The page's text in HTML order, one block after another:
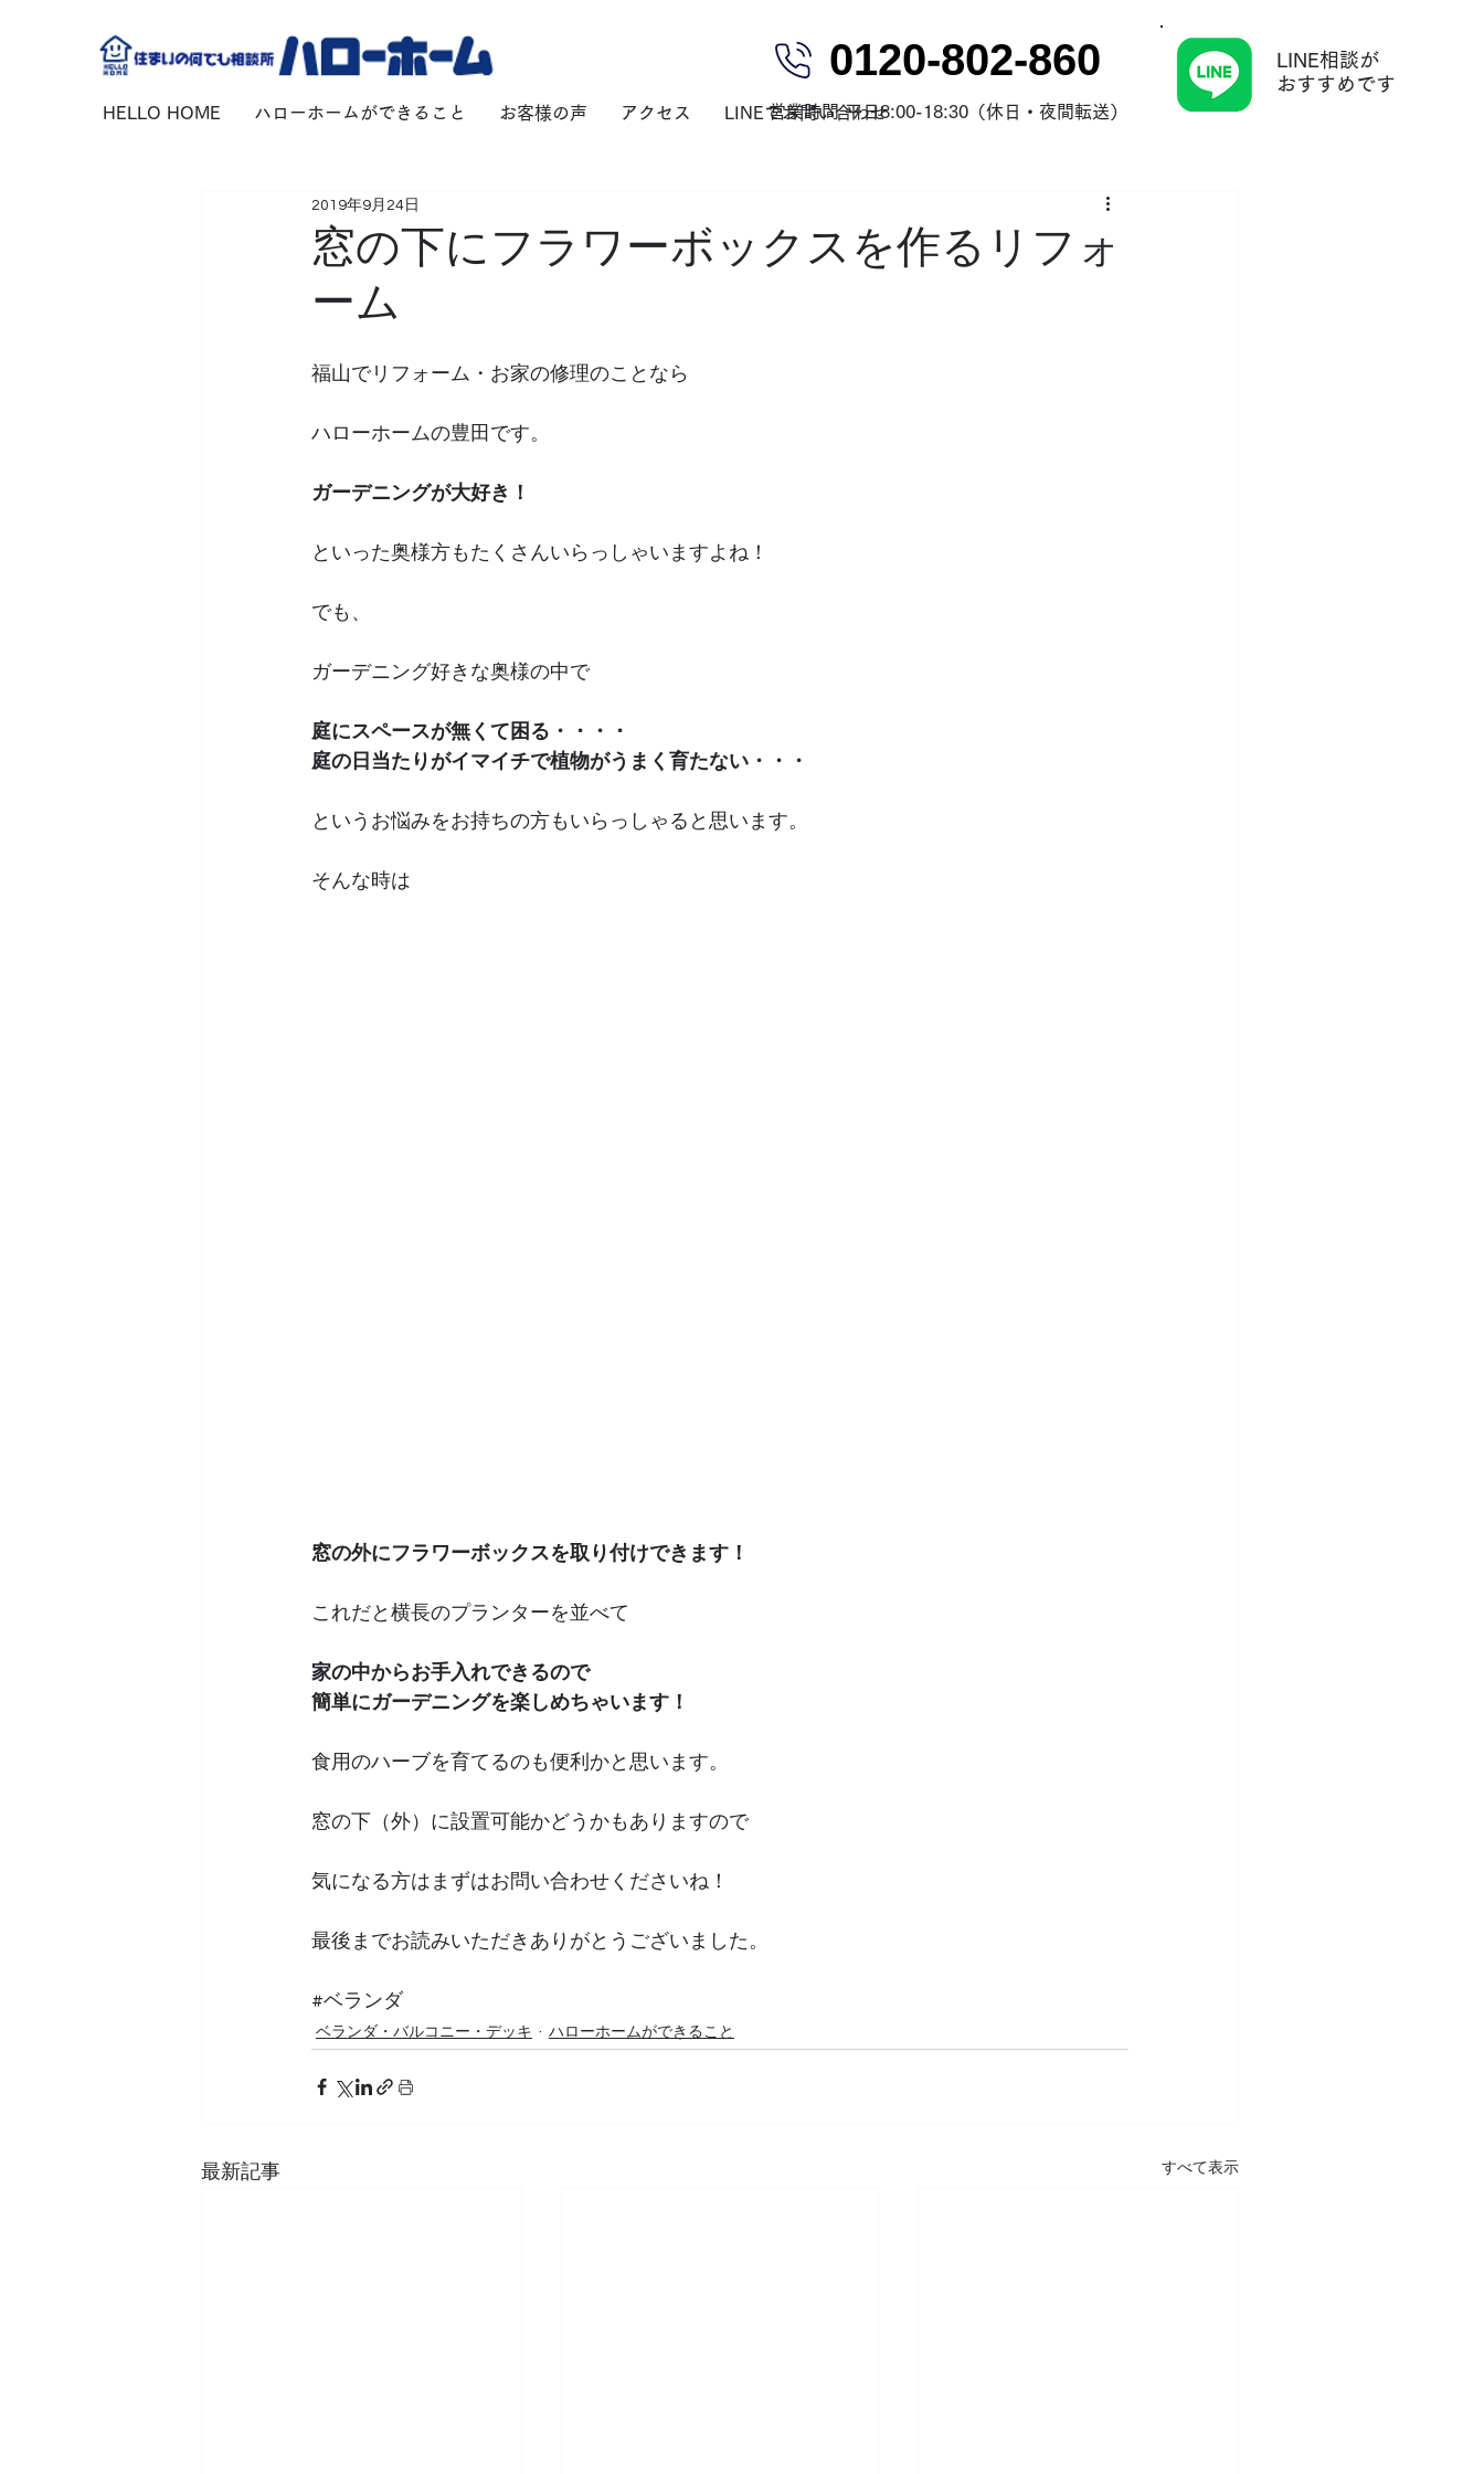
HELLO HOME ハローホームができること お客様の声 アクセス LINEでお問い合わせ
0120-802-860
営業時間 平日8:00-18:30（休日・夜間転送）
LINE相談が
​おすすめです
窓の下にフラワーボックスを作るリフォ
ーム
2019年9月24日
福山でリフォーム・お家の修理のことなら
ハローホームの豊田です。
ガーデニングが大好き！
といった奥様方もたくさんいらっしゃいますよね！
でも、
ガーデニング好きな奥様の中で
庭にスペースが無くて困る・・・・
庭の日当たりがイマイチで植物がうまく育たない・・・
というお悩みをお持ちの方もいらっしゃると思います。
そんな時は
窓の外にフラワーボックスを取り付けできます！
これだと横長のプランターを並べて
家の中からお手入れできるので
簡単にガーデニングを楽しめちゃいます！
食用のハーブを育てるのも便利かと思います。
窓の下（外）に設置可能かどうかもありますので
気になる方はまずはお問い合わせくださいね！
最後までお読みいただきありがとうございました。
#ベランダ
ベランダ・バルコニー・デッキ ハローホームができること
最新記事 すべて表示